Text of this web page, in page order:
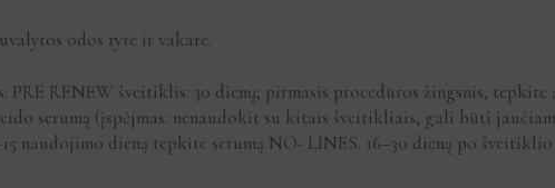
odos ryte ir vakare.
PRE RENEW šveitiklis: 30 dienų; pirmasis procedūros žingsnis;
serumą (įspėjmas: nenaudokit su kitais šveitikliais, gali būti
naudojimo dieną tepkite serumą NO- LINES. 16–30 dieną po